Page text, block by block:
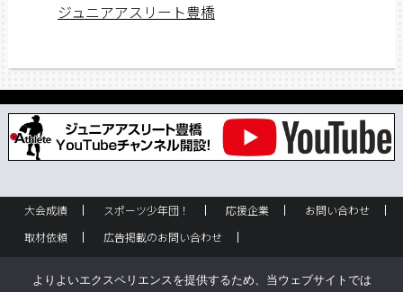
ジュニアアスリート豊橋
大会成績 スポーツ少年団！ 応援企業
お問い合わせ
取材依頼
広告掲載のお問い合わせ
よりよいエクスペリエンスを提供するため、当ウェブサイトでは